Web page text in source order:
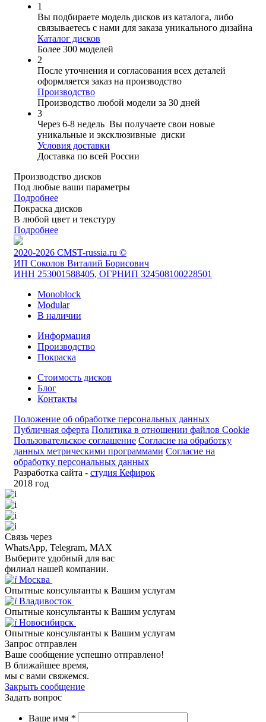
1
Вы подбираете модель дисков из каталога, либо
связываетесь с нами для заказа уникального дизайна
Каталог дисков
Более 300 моделей
2
После уточнения и согласования всех деталей
оформляется заказ на производство
Производство
Производство любой модели за 30 дней
3
Через 6-8 недель Вы получаете свои новые
уникальные и эксклюзивные диски
Условия доставки
Доставка по всей России
Производство дисков
Под любые ваши параметры
Подробнее
Покраска дисков
В любой цвет и текстуру
Подробнее
2020-2026 CMST-russia.ru ©
ИП Соколов Виталий Борисович
ИНН 253001588405, ОГРНИП 324508100228501
Monoblock
Modular
В наличии
Информация
Производство
Покраска
Стоимость дисков
Блог
Контакты
Положение об обработке персональных данных
Публичная оферта Политика в отношении файлов Cookie
Пользовательское соглашение Согласие на обработку
данных метрическими программами Согласие на
обработку персональных данных
Разработка сайта - студия Кефирок
2018 год
Связь через
WhatsApp, Telegram, MAX
Выберите удобный для вас
филиал нашей компании.
Москва
Опытные консультанты к Вашим услугам
Владивосток
Опытные консультанты к Вашим услугам
Новосибирск
Опытные консультанты к Вашим услугам
Запрос отправлен
Ваше сообщение успешно отправлено!
В ближайшее время,
мы с вами свяжемся.
Закрыть сообщение
Задать вопрос
Ваше имя *